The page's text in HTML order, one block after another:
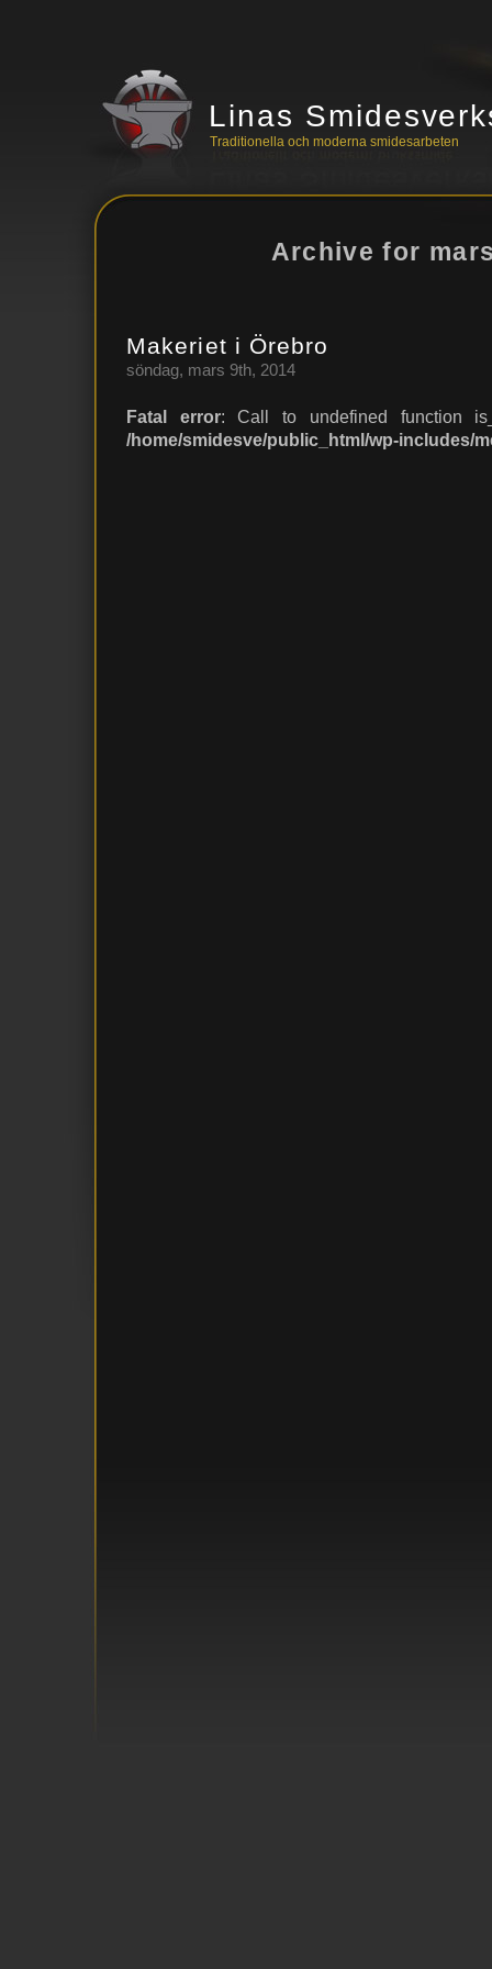
Linas
Traditionella och moderna smidesarbeten
Archive for
Makeriet i Örebro
söndag, mars 9th, 2014
Fatal error: Call to undefined function
/home/smidesve/public_html/wp-includes/